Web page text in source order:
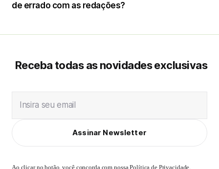
de errado com as redações?
Receba todas as novidades exclusivas
Insira seu email
Assinar Newsletter
Ao clicar no botão, você concorda com nossaPolítica de Privacidade,